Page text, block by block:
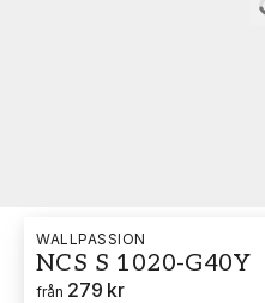
WALLPASSION
NCS S 1020-G40Y
från 279 kr